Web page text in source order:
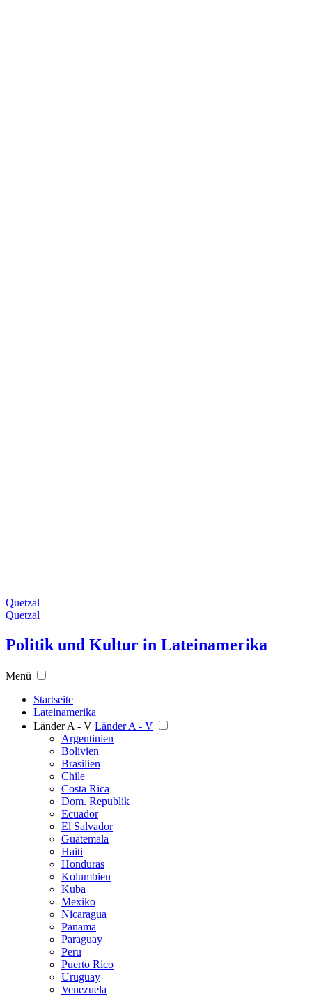
Quetzal
Quetzal
Politik und Kultur in Lateinamerika
Menü
Startseite
Lateinamerika
Länder A - V Länder A - V
Argentinien
Bolivien
Brasilien
Chile
Costa Rica
Dom. Republik
Ecuador
El Salvador
Guatemala
Haiti
Honduras
Kolumbien
Kuba
Mexiko
Nicaragua
Panama
Paraguay
Peru
Puerto Rico
Uruguay
Venezuela